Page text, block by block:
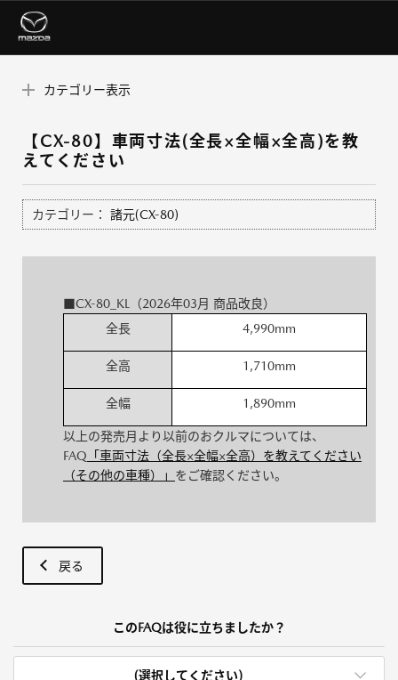
カテゴリー表示
【CX-80】車両寸法(全長×全幅×全高)を教
えてください
カテゴリー： 諸元(CX-80)
■CX-80_KL（2026年03月 商品改良）
全長
4,990mm
全高 1,710mm
全幅 1,890mm
以上の発売月より以前のおクルマについては、
FAQ 「車両寸法（全長×全幅×全高）を教えてください
（その他の車種）」 をご確認ください。
戻る
このFAQは役に立ちましたか？
(選択してください)